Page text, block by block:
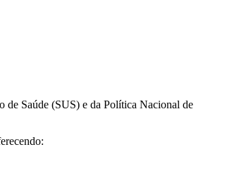
de Saúde (SUS) e da Política Nacional de